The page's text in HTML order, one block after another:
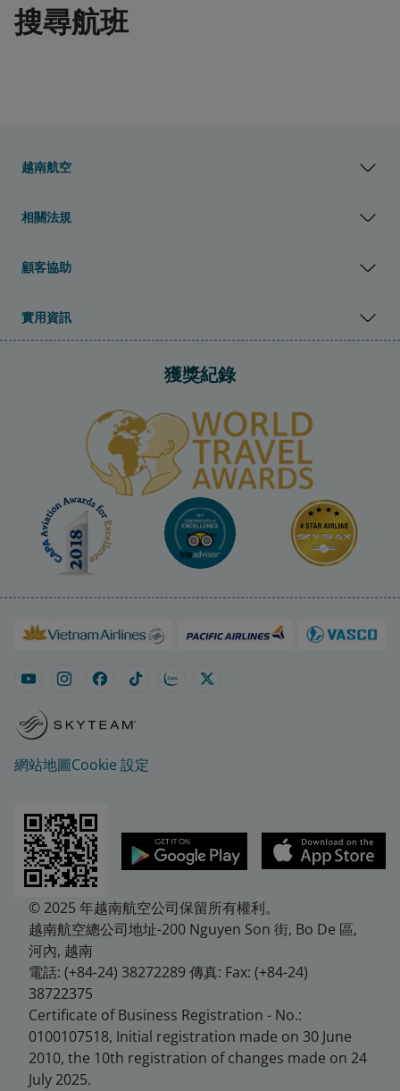
搜尋航班
越南航空
相關法規
顧客協助
實用資訊
獲獎紀錄
網站地圖Cookie 設定
© 2025 年越南航空公司保留所有權利。
越南航空總公司地址-200 Nguyen Son 街, Bo De 區,
河內, 越南
電話: (+84-24) 38272289 傳真: Fax: (+84-24)
38722375
Certificate of Business Registration - No.:
0100107518, Initial registration made on 30 June
2010, the 10th registration of changes made on 24
July 2025.